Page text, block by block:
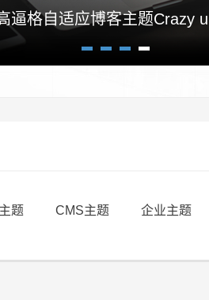
逼格自适应博客主题Crazy
题 CMS主题 企业主题